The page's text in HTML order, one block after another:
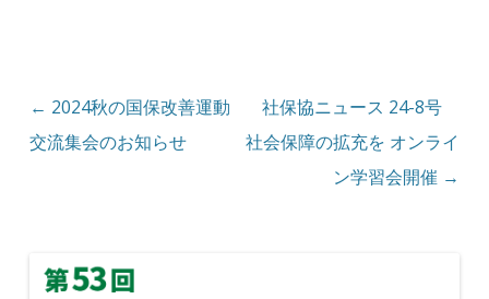
投稿ナビゲーション
← 2024秋の国保改善運動
交流集会のお知らせ
社保協ニュース 24-8号
社会保障の拡充を オンライ
ン学習会開催 →